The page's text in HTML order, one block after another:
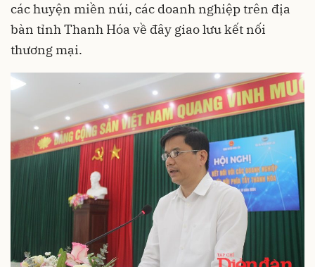
các huyện miền núi, các doanh nghiệp trên địa
bàn tỉnh Thanh Hóa về đây giao lưu kết nối
thương mại.